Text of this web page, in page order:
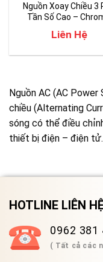
Nguồn AC (AC
chiều (Alternating
sóng có thể điều
thiết bị điện – điện tử.
Nguồn Xoay Chiều 3
Tần Số Cao –
Liên Hệ
HOTLINE LIÊN
0962 381
( Tất cả các